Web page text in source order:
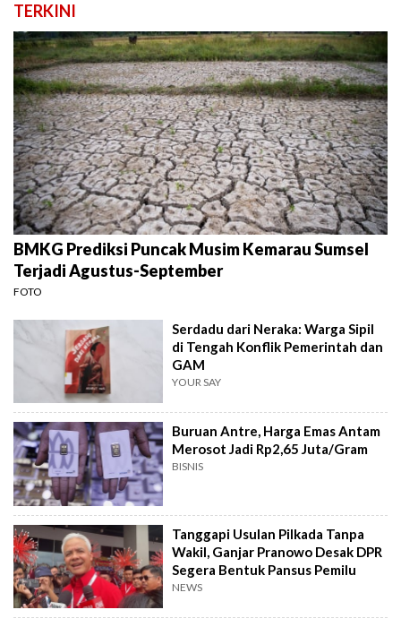
TERKINI
BMKG Prediksi Puncak Musim Kemarau Sumsel
Terjadi Agustus-September
FOTO
Serdadu dari Neraka: Warga Sipil
di Tengah Konflik Pemerintah dan
GAM
YOUR SAY
Buruan Antre, Harga Emas Antam
Merosot Jadi Rp2,65 Juta/Gram
BISNIS
Tanggapi Usulan Pilkada Tanpa
Wakil, Ganjar Pranowo Desak DPR
Segera Bentuk Pansus Pemilu
NEWS